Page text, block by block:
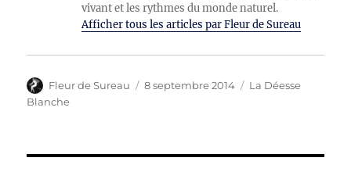
vivant et les rythmes du monde naturel.
Afficher tous les articles par Fleur de Sureau
Auteur
Fleur de Sureau
Publié
8 septembre 2014 Catégories
La Déesse
Blanche